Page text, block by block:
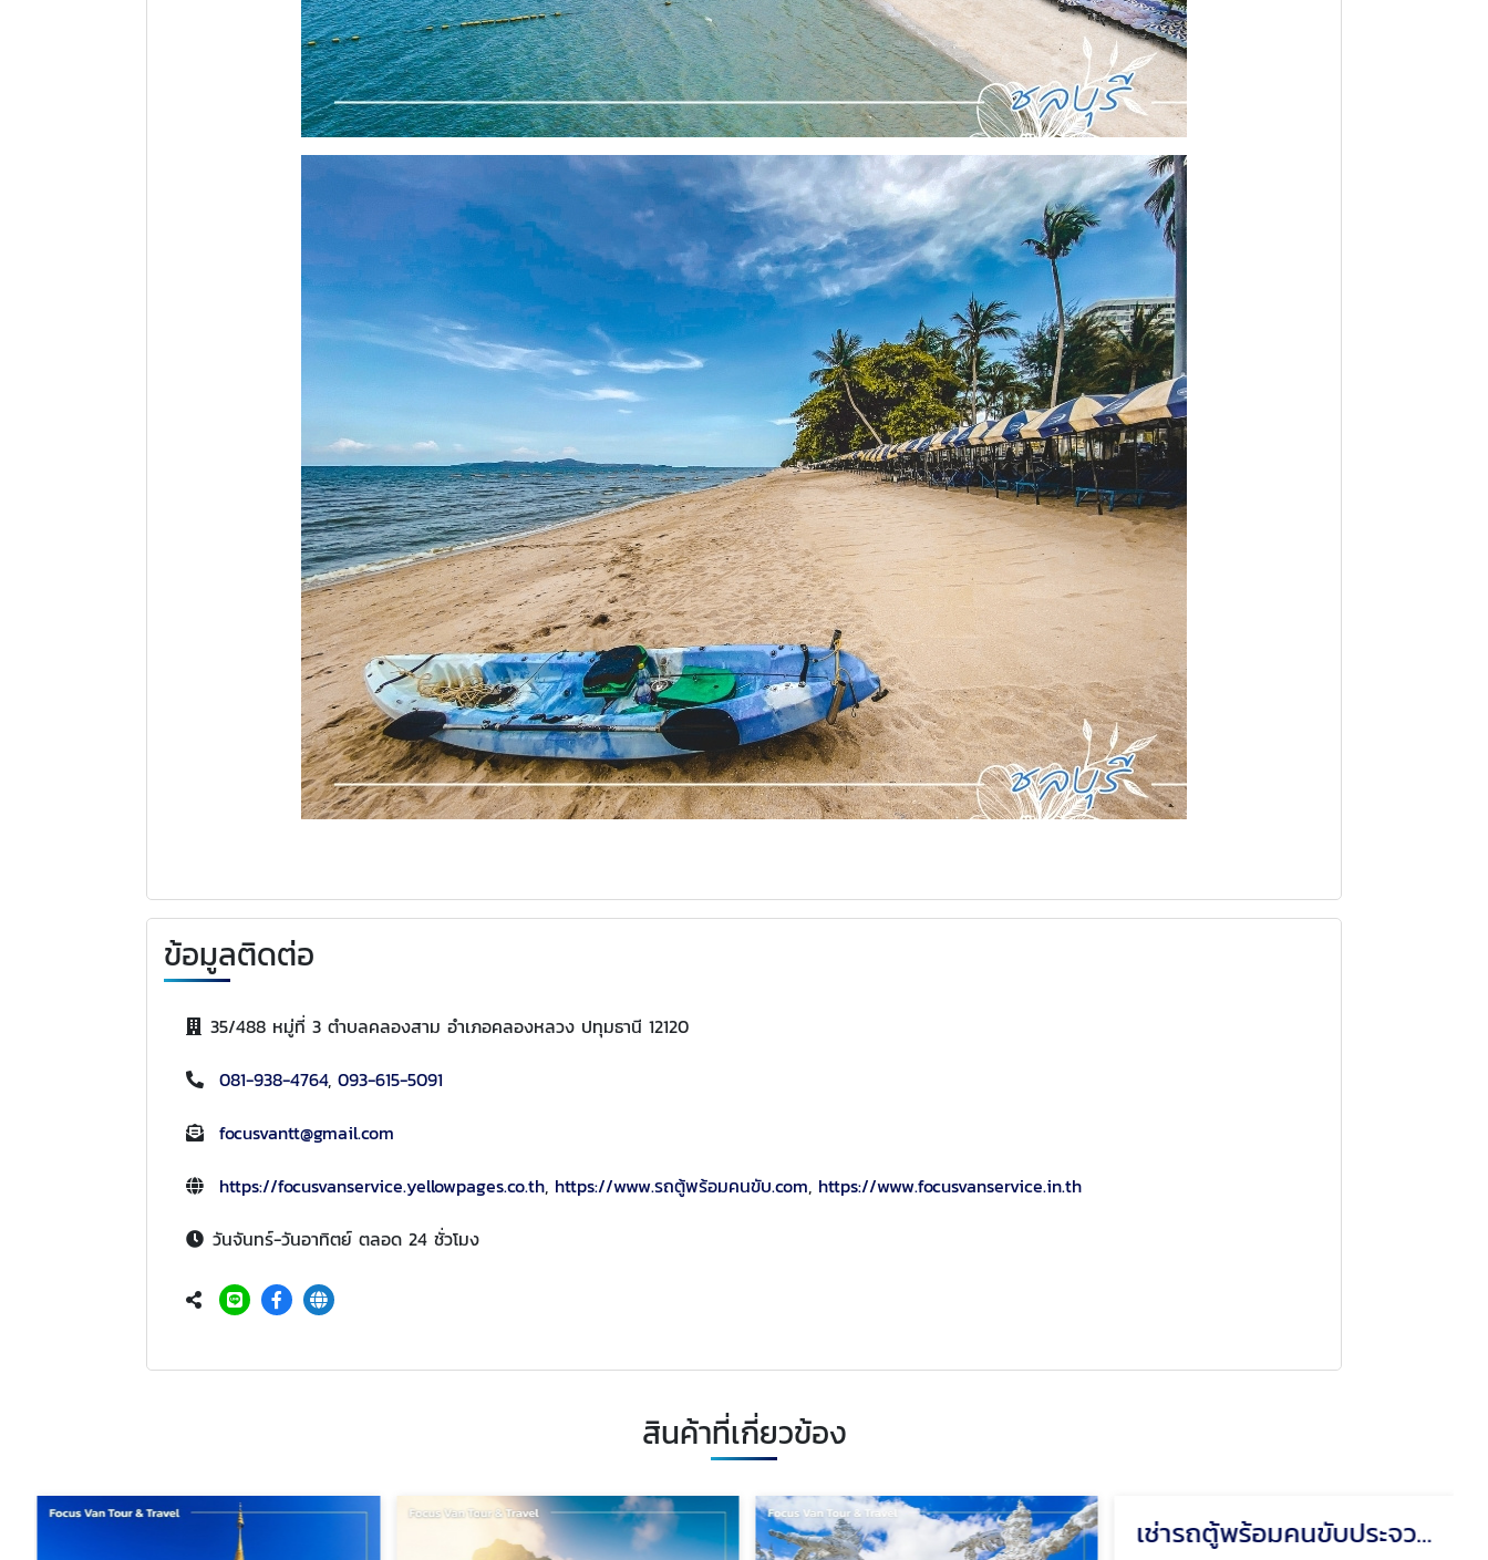
ข้อมูลติดต่อ
35/488 หมู่ที่ 3 ตำบลคลองสาม อำเภอคลองหลวง ปทุมธานี 12120
081-938-4764, 093-615-5091
focusvantt@gmail.com
https://focusvanservice.yellowpages.co.th, https://www.รถตู้พร้อมคนขับ.com, https://www.focusvanservice.in.th
วันจันทร์-วันอาทิตย์ ตลอด 24 ชั่วโมง
สินค้าที่เกี่ยวข้อง